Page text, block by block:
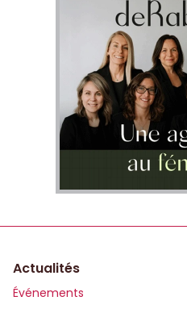
Actualités
Événements